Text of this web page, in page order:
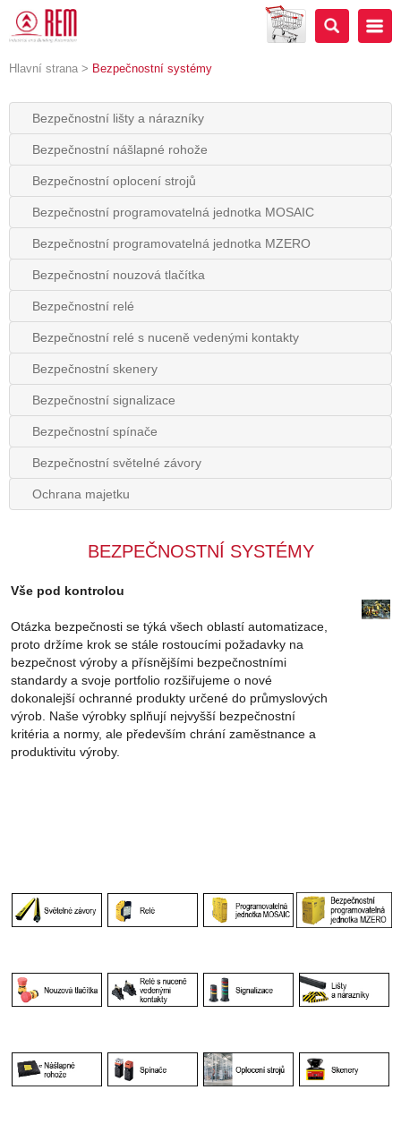
Hlavní strana > Bezpečnostní systémy
Bezpečnostní lišty a nárazníky
Bezpečnostní nášlapné rohože
Bezpečnostní oplocení strojů
Bezpečnostní programovatelná jednotka MOSAIC
Bezpečnostní programovatelná jednotka MZERO
Bezpečnostní nouzová tlačítka
Bezpečnostní relé
Bezpečnostní relé s nuceně vedenými kontakty
Bezpečnostní skenery
Bezpečnostní signalizace
Bezpečnostní spínače
Bezpečnostní světelné závory
Ochrana majetku
BEZPEČNOSTNÍ SYSTÉMY
Vše pod kontrolou
Otázka bezpečnosti se týká všech oblastí automatizace,
proto držíme krok se stále rostoucími požadavky na
bezpečnost výroby a přísnějšími bezpečnostními
standardy a svoje portfolio rozšiřujeme o nové
dokonalejší ochranné produkty určené do průmyslových
výrob. Naše výrobky splňují nejvyšší bezpečnostní
kritéria a normy, ale především chrání zaměstnance a
produktivitu výroby.